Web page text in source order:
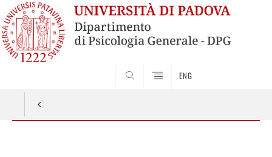
ENG